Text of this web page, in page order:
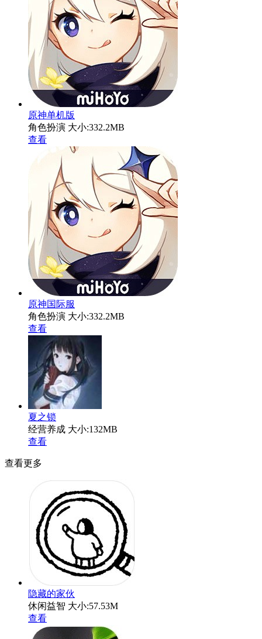
原神单机版
角色扮演 大小:332.2MB
查看
原神国际服
角色扮演 大小:332.2MB
查看
夏之锁
经营养成 大小:132MB
查看
查看更多
隐藏的家伙
休闲益智 大小:57.53M
查看